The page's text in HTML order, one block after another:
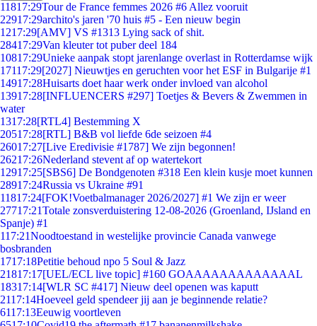
11817:29Tour de France femmes 2026 #6 Allez vooruit
22917:29archito's jaren '70 huis #5 - Een nieuw begin
1217:29[AMV] VS #1313 Lying sack of shit.
28417:29Van kleuter tot puber deel 184
10817:29Unieke aanpak stopt jarenlange overlast in Rotterdamse wijk
17117:29[2027] Nieuwtjes en geruchten voor het ESF in Bulgarije #1
14917:28Huisarts doet haar werk onder invloed van alcohol
13917:28[INFLUENCERS #297] Toetjes & Bevers & Zwemmen in
water
1317:28[RTL4] Bestemming X
20517:28[RTL] B&B vol liefde 6de seizoen #4
26017:27[Live Eredivisie #1787] We zijn begonnen!
26217:26Nederland stevent af op watertekort
12917:25[SBS6] De Bondgenoten #318 Een klein kusje moet kunnen
28917:24Russia vs Ukraine #91
11817:24[FOK!Voetbalmanager 2026/2027] #1 We zijn er weer
27717:21Totale zonsverduistering 12-08-2026 (Groenland, IJsland en
Spanje) #1
117:21Noodtoestand in westelijke provincie Canada vanwege
bosbranden
1717:18Petitie behoud npo 5 Soul & Jazz
21817:17[UEL/ECL live topic] #160 GOAAAAAAAAAAAAAL
18317:14[WLR SC #417] Nieuw deel openen was kaputt
2117:14Hoeveel geld spendeer jij aan je beginnende relatie?
6117:13Eeuwig voortleven